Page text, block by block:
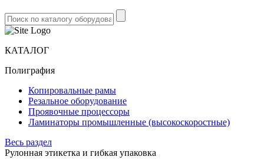
КАТАЛОГ
Полиграфия
Копировальные рамы
Резальное оборудование
Проявочные процессоры
Ламинаторы промышленные (высокоскоростные)
Весь раздел
Рулонная этикетка и гибкая упаковка